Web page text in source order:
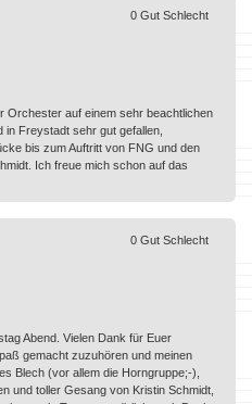
Orchester auf einem sehr beachtlichen
in Freystadt sehr gut gefallen,
bis zum Auftritt von FNG und den
Ich freue mich schon auf das
0 Gut Schlecht
Abend. Vielen Dank für Euer
gemacht zuzuhören und meinen
Blech (vor allem die Horngruppe;-),
und toller Gesang von Kristin Schmidt,
0 Gut Schlecht